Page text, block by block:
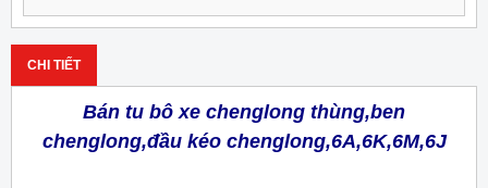
CHI TIẾT
Bán tu bô xe chenglong thùng,ben
chenglong,đầu kéo chenglong,6A,6K,6M,6J